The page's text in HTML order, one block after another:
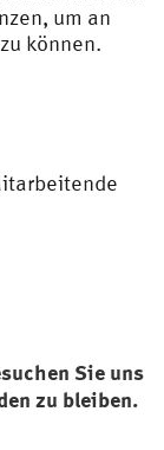
um an
können.
Sie uns
zu bleiben.